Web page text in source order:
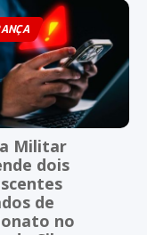
Militar
dois
de
no